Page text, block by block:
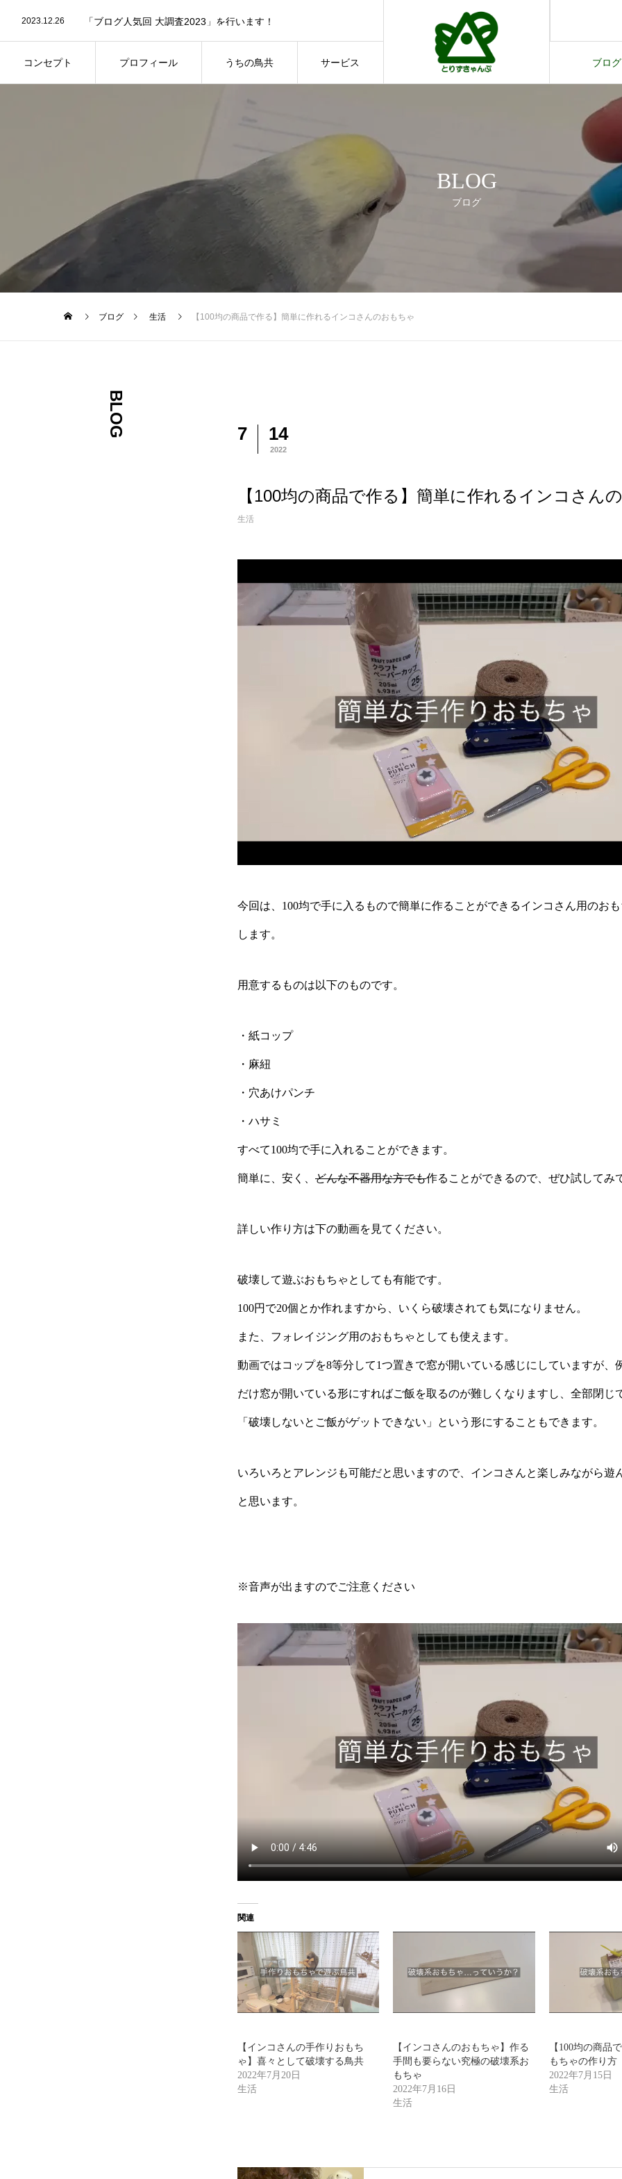
コンセプト
プロフィール
うちの鳥共
サービス
ブログ
2023.08.29 第8回屋内バードランオフ会の事前参加予約についてのご案内
BLOG
ブログ
ブログ 生活 【100均の商品で作る】簡単に作れるインコさんのおもちゃ
BLOG 7 14
2022
【100均の商品で作る】簡単に作れるインコさん
生活
今回は、100均で手に入るもので簡単に作ることができるインコさん用のお
します。
用意するものは以下のものです。
・紙コップ
・麻紐
・穴あけパンチ
・ハサミ
すべて100均で手に入れることができます。
簡単に、安く、 どんな不器用な方でも作ることができるので、ぜひ試してみ
詳しい作り方は下の動画を見てください。
破壊して遊ぶおもちゃとしても有能です。
100円で20個とか作れますから、いくら破壊されても気になりません。
また、フォレイジング用のおもちゃとしても使えます。
動画ではコップを8等分して1つ置きで窓が開いている感じにしていますが、
だけ窓が開いている形にすればご飯を取るのが難しくなりますし、全部閉じ
「破壊しないとご飯がゲットできない」という形にすることもできます。
いろいろとアレンジも可能だと思いますので、インコさんと楽しみながら遊
と思います。
※音声が出ますのでご注意ください
関連
【インコさんの手作りおもち
ゃ】喜々として破壊する鳥共
2022年7月20日
生活
【インコさんのおもちゃ】作る
手間も要らない究極の破壊系お
もちゃ
2022年7月16日
生活
【100均の商品
もちゃの作り方
2022年7月15日
生活